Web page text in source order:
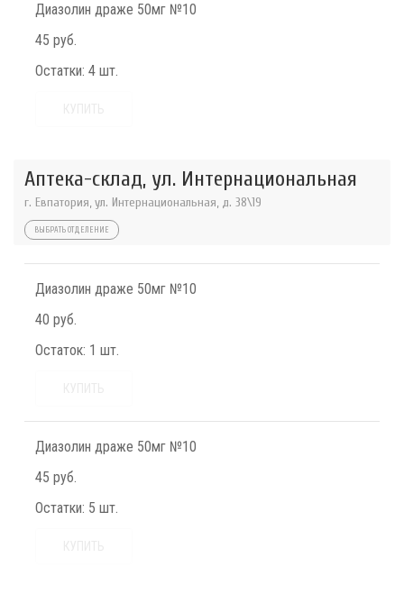
Диазолин драже 50мг №10
45 руб.
Остатки: 4 шт.
Аптека-склад, ул. Интернациональная
г. Евпатория, ул. Интернациональная, д. 38\19
ВЫБРАТЬ ОТДЕЛЕНИЕ
Диазолин драже 50мг №10
40 руб.
Остаток: 1 шт.
Диазолин драже 50мг №10
45 руб.
Остатки: 5 шт.